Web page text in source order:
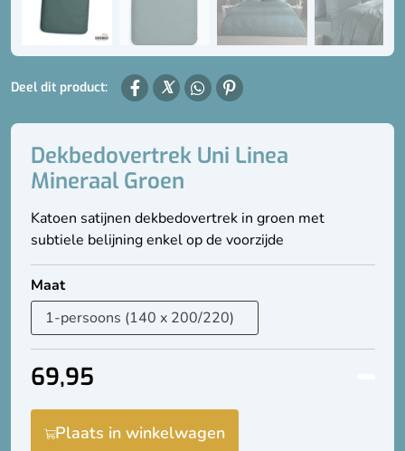
Deel dit product:
Dekbedovertrek Uni Linea
Mineraal Groen
Katoen satijnen dekbedovertrek in groen met
subtiele belijning enkel op de voorzijde
Maat
69,95
Plaats in winkelwagen